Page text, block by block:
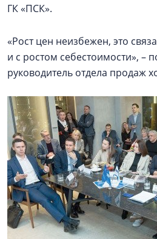
ГК «ПСК».
«Рост цен неизбежен, это
и с ростом себестоимости», –
руководитель отдела продаж